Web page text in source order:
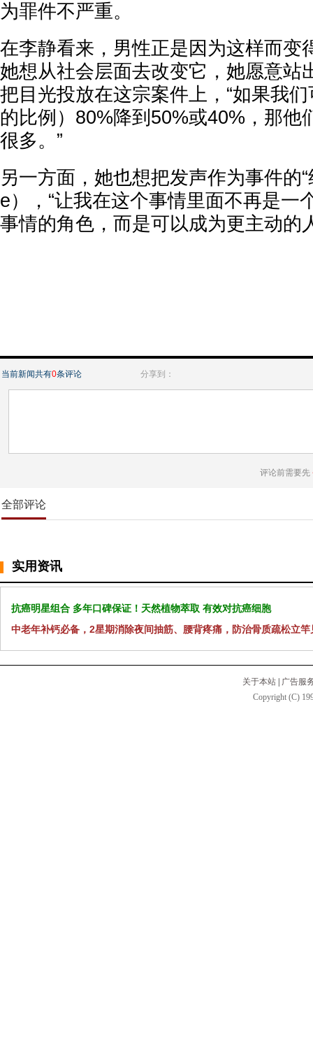
为罪件不严重。
在李静看来，男性正是因为这样而变
她想从社会层面去改变它，她愿意站
把目光投放在这宗案件上，“如果我
的比例）80%降到50%或40%，那他
很多。”
另一方面，她也想把发声作为事件的
e），“让我在这个事情里面不再是一
事情的角色，而是可以成为更主动的
当前新闻共有0条评论 分享到：
评论前需要先
全部评论
实用资讯
抗癌明星组合 多年口碑保证！天然植物萃取 有效对抗癌细胞
中老年补钙必备，2星期消除夜间抽筋、腰背疼痛，防治骨质疏松立竿
关于本站
广告服
Copyright (C)